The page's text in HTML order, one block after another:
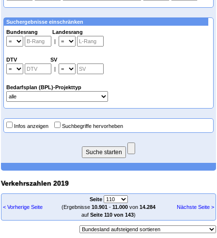
Suchergebnisse einschränken
Bundesrang Landesrang
|
DTV SV
|
Bedarfsplan (BPL)-Projekttyp
Infos anzeigen Suchbegriffe hervorheben
Verkehrszahlen 2019
< Vorherige Seite
Seite
(Ergebnisse 10.901 - 11.000 von 14.284
auf Seite 110 von 143)
Nächste Seite >